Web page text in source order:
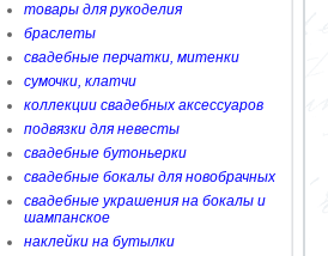
товары для рукоделия
браслеты
свадебные перчатки, митенки
сумочки, клатчи
коллекции свадебных аксессуаров
подвязки для невесты
свадебные бутоньерки
свадебные бокалы для новобрачных
свадебные украшения на бокалы и
шампанское
наклейки на бутылки